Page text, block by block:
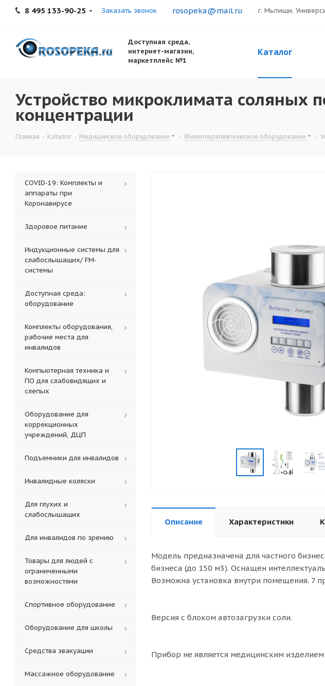
8 495 133-90-25 Заказать звонок rosopeka@mail.ru г. Мытищи,
Доступная среда,
интернет-магазин,
маркетплейс №1
Каталог
Устройство микроклимата соляных
концентрации
Главная - Каталог - Медицинское оборудование - Физиотерапевтическое оборудование -
Описание Характеристики
Модель предназначена для частного
бизнеса (до 150 м3). Оснащен
Возможна установка внутри помещения. 7
Версия с блоком автозагрузки соли.
Прибор не является медицинским
COVID-19: Комплекты и
аппараты при
Коронавирусе
Здоровое питание
Индукционные системы для
слабослышащих/ FM-
системы
Доступная среда:
оборудование
Комплекты оборудования,
рабочие места для
инвалидов
Компьютерная техника и
ПО для слабовидящих и
слепых
Оборудование для
коррекционных
учреждений, ДЦП
Подъемники для инвалидов
Инвалидные коляски
Для глухих и
слабослышащих
Для инвалидов по зрению
Товары для людей с
ограниченными
возможностями
Спортивное оборудование
Оборудование для школы
Средства эвакуации
Массажное оборудование